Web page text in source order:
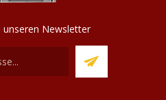
unseren Newsletter